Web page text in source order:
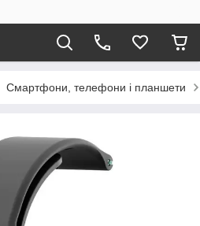
Смартфони, телефони і планшети